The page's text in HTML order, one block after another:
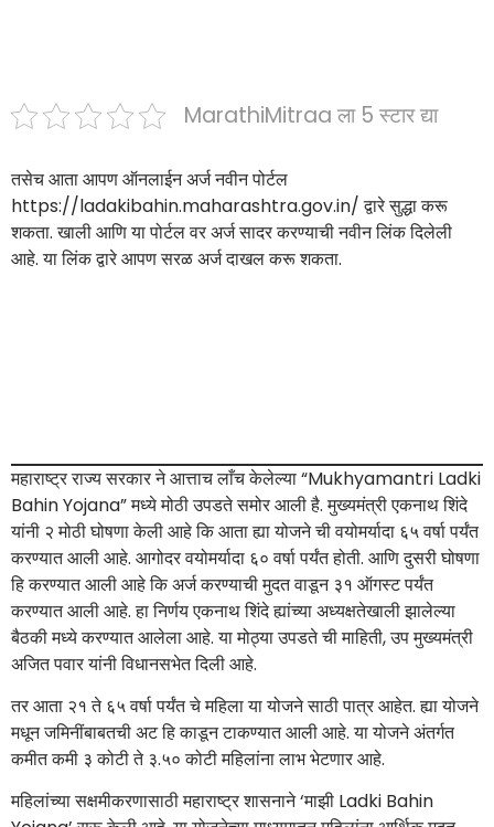
MarathiMitraa ला 5 स्टार द्या
तसेच आता आपण ऑनलाईन अर्ज नवीन पोर्टल
https://ladakibahin.maharashtra.gov.in/ द्वारे सुद्धा करू
शकता. खाली आणि या पोर्टल वर अर्ज सादर करण्याची नवीन लिंक दिलेली
आहे. या लिंक द्वारे आपण सरळ अर्ज दाखल करू शकता.
महाराष्ट्र राज्य सरकार ने आत्ताच लाँच केलेल्या “Mukhyamantri Ladki
Bahin Yojana” मध्ये मोठी उपडते समोर आली है. मुख्यमंत्री एकनाथ शिंदे
यांनी २ मोठी घोषणा केली आहे कि आता ह्या योजने ची वयोमर्यादा ६५ वर्षा पर्यंत
करण्यात आली आहे. आगोदर वयोमर्यादा ६० वर्षा पर्यंत होती. आणि दुसरी घोषणा
हि करण्यात आली आहे कि अर्ज करण्याची मुदत वाडून ३१ ऑगस्ट पर्यंत
करण्यात आली आहे. हा निर्णय एकनाथ शिंदे ह्यांच्या अध्यक्षतेखाली झालेल्या
बैठकी मध्ये करण्यात आलेला आहे. या मोठ्या उपडते ची माहिती, उप मुख्यमंत्री
अजित पवार यांनी विधानसभेत दिली आहे.
तर आता २१ ते ६५ वर्षा पर्यंत चे महिला या योजने साठी पात्र आहेत. ह्या योजने
मधून जमिनींबाबतची अट हि काडून टाकण्यात आली आहे. या योजने अंतर्गत
कमीत कमी ३ कोटी ते ३.५० कोटी महिलांना लाभ भेटणार आहे.
महिलांच्या सक्षमीकरणासाठी महाराष्ट्र शासनाने ‘माझी Ladki Bahin